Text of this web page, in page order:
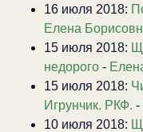
16 июля 2018:
Елена
15 июля 2018:
недорого -
15 июля 2018:
Игрунчик. РКФ. -
10 июля 2018: